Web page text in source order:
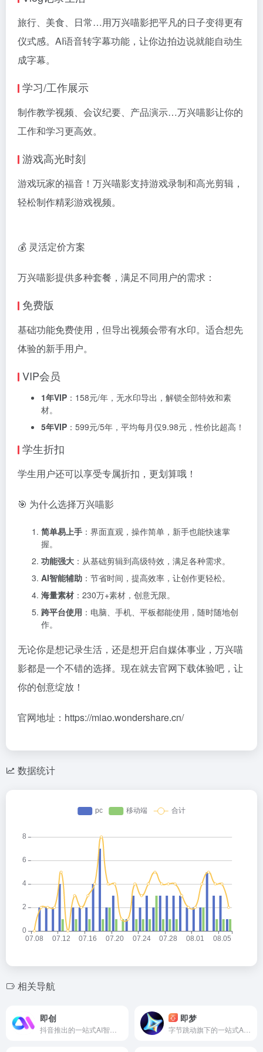
旅行、美食、日常…用万兴喵影把平凡的日子变得更有
仪式感。AI语音转字幕功能，让你边拍边说就能自动生
成字幕。
学习/工作展示
制作教学视频、会议纪要、产品演示…万兴喵影让你的
工作和学习更高效。
游戏高光时刻
游戏玩家的福音！万兴喵影支持游戏录制和高光剪辑，
轻松制作精彩游戏视频。
💰 灵活定价方案
万兴喵影提供多种套餐，满足不同用户的需求：
免费版
基础功能免费使用，但导出视频会带有水印。适合想先
体验的新手用户。
VIP会员
1年VIP ：158元/年，无水印导出，解锁全部特效和素
材。
5年VIP ：599元/5年，平均每月仅9.98元，性价比超高！
学生折扣
学生用户还可以享受专属折扣，更划算哦！
🎯 为什么选择万兴喵影
简单易上手 ：界面直观，操作简单，新手也能快速掌
握。
功能强大 ：从基础剪辑到高级特效，满足各种需求。
AI智能辅助 ：节省时间，提高效率，让创作更轻松。
海量素材 ：230万+素材，创意无限。
跨平台使用 ：电脑、手机、平板都能使用，随时随地创
作。
无论你是想记录生活，还是想开启自媒体事业，万兴喵
影都是一个不错的选择。现在就去官网下载体验吧，让
你的创意绽放！
官网地址：https://miao.wondershare.cn/
数据统计
相关导航
即创 即梦